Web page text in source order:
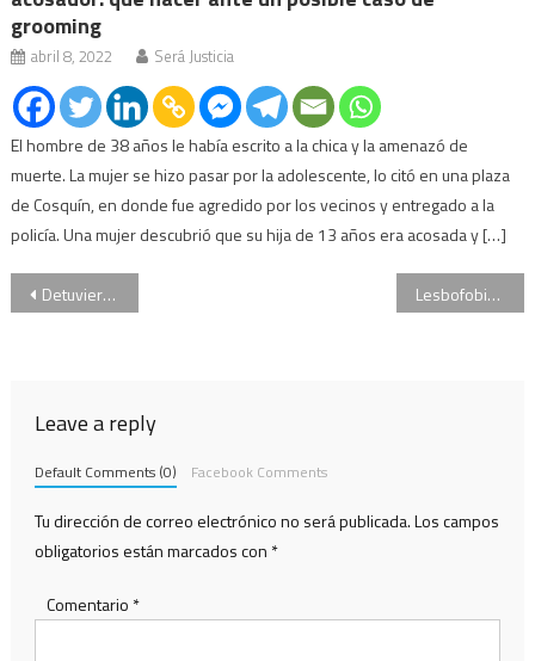
grooming
abril 8, 2022 Será Justicia
El hombre de 38 años le había escrito a la chica y la amenazó de
muerte. La mujer se hizo pasar por la adolescente, lo citó en una plaza
de Cosquín, en donde fue agredido por los vecinos y entregado a la
policía. Una mujer descubrió que su hija de 13 años era acosada y […]
Navegación
Detuvieron al principal sospechoso del triple crimen en Melchor Romero: podría declarar hoy Lesbofobia: el acusado de agredir a una pareja de mujeres en Parque Avellaneda deberá realizar dos cursos
Leave a reply
Default Comments (0) Facebook Comments
Tu dirección de correo electrónico no será publicada.Los campos
obligatorios están marcados con *
Comentario *